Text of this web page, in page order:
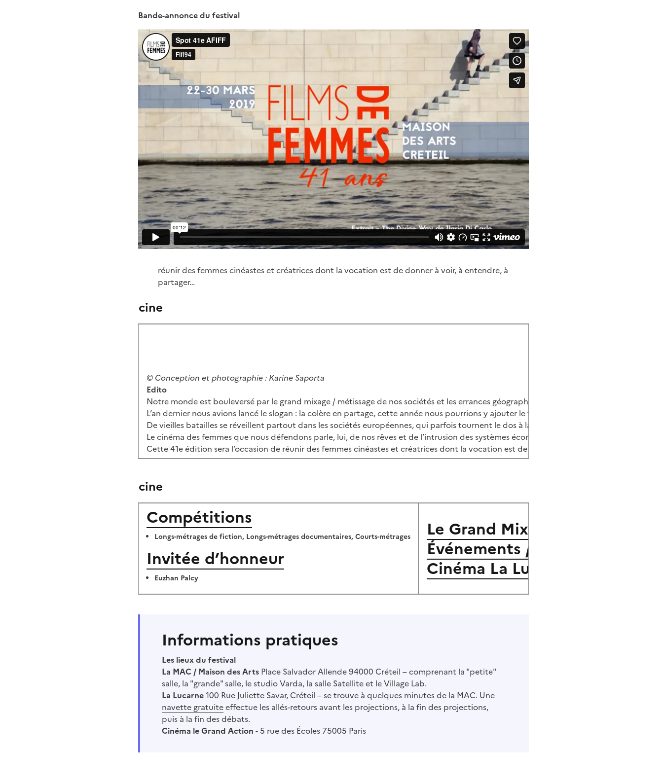
Bande-annonce du festival
réunir des femmes cinéastes et créatrices dont la vocation est de donner à voir, à entendre, à
partager…
cine
© Conception et photographie : Karine Saporta
Edito
Notre monde est bouleversé par le grand mixage / métissage de nos sociétés et les errances géographiques des peuples livrés à
L’an dernier nous avions lancé le slogan : la colère en partage, cette année nous pourrions y ajouter le fait que notre attention a été
De vieilles batailles se réveillent partout dans les sociétés européennes, qui parfois tournent le dos à la démocratie. La ségrégation
Le cinéma des femmes que nous défendons parle, lui, de nos rêves et de l’intrusion des systèmes économiques dominants dans nos
Cette 41e édition sera l’occasion de réunir des femmes cinéastes et créatrices dont la vocation est de donner à voir, à entendre, à
cine
Compétitions
Longs-métrages de fiction, Longs-métrages documentaires, Courts-métrages
Invitée d’honneur
Euzhan Palcy
Le Grand Mixage
Événements / Rendez-vous
Cinéma La Lucarne, Salle
Informations pratiques
Les lieux du festival
La MAC / Maison des Arts Place Salvador Allende 94000 Créteil – comprenant la "petite"
salle, la "grande" salle, le studio Varda, la salle Satellite et le Village Lab.
La Lucarne100 Rue Juliette Savar, Créteil – se trouve à quelques minutes de la MAC. Une
navette gratuiteeffectue les allés-retours avant les projections, à la fin des projections,
puis à la fin des débats.
Cinéma le Grand Action - 5 rue des Écoles 75005 Paris